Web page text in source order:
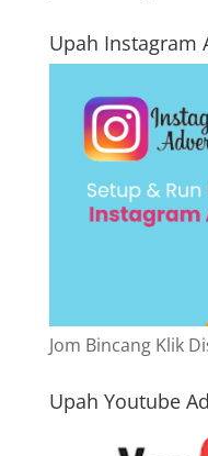
Upah Instagram
Jom Bincang Klik
Upah Youtube